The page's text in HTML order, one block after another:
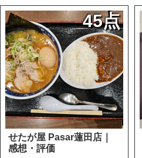
45点
せたが屋 Pasar蓮田店｜
感想・評価